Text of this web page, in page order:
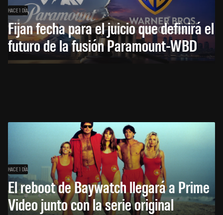
HACE 1 DÍA
Fijan fecha para el juicio que definirá el
futuro de la fusión Paramount-WBD
HACE 1 DÍA
El reboot de Baywatch llegará a Prime
Video junto con la serie original